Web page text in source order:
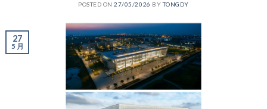
POSTED ON27/05/2026 BYTONGDY
27
5 月